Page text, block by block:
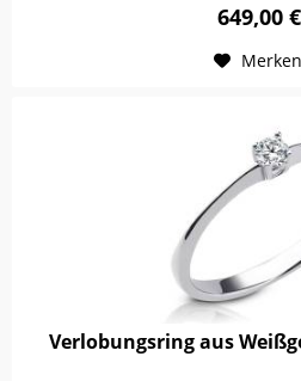
649,00
Merken
Verlobungsring aus